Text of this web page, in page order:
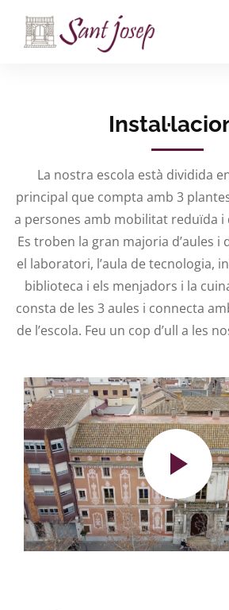
Home Instal·lacions
La nostra escola està dividida
principal que compta amb 3
a persones amb mobilitat reduïda i
Es troben la gran majoria d’aules i
el laboratori, l’aula de tecnologia,
biblioteca i els menjadors i la
consta de les 3 aules i connecta
de l’escola. Feu un cop d’ull a les